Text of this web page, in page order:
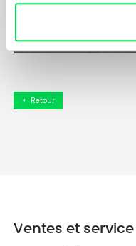
arrow_left Retour
Ventes et service